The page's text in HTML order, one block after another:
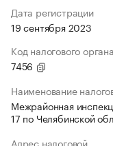
Дата регистрации
19 сентября 2023
Код налогового органа
7456
Наименование
Межрайонная
17 по Челябинской
Адрес налоговой